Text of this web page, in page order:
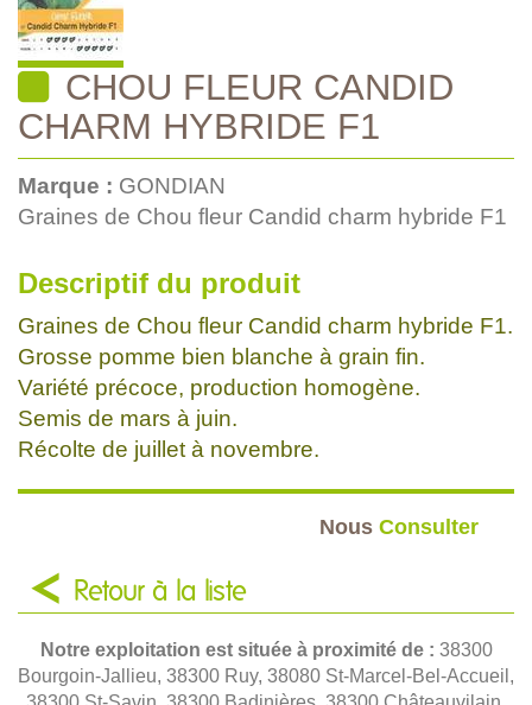
CHOU FLEUR CANDID
CHARM HYBRIDE F1
Marque : GONDIAN
Graines de Chou fleur Candid charm hybride F1
Descriptif du produit
Graines de Chou fleur Candid charm hybride F1.
Grosse pomme bien blanche à grain fin.
Variété précoce, production homogène.
Semis de mars à juin.
Récolte de juillet à novembre.
Nous Consulter
Retour à la liste
Notre exploitation est située à proximité de : 38300
Bourgoin-Jallieu, 38300 Ruy, 38080 St-Marcel-Bel-Accueil,